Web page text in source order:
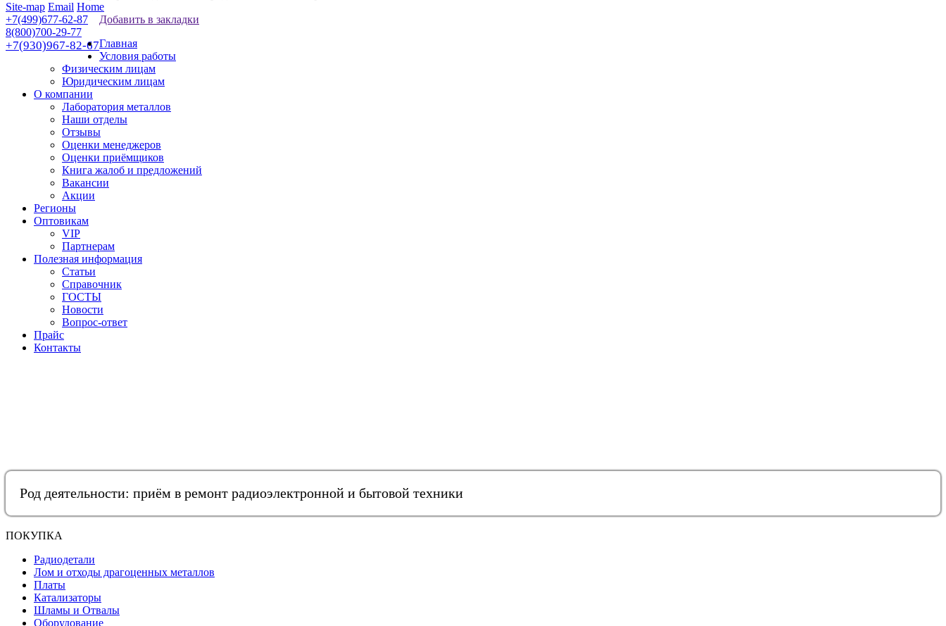
Site-map Email Home
+7(499)677-62-87
8(800)700-29-77
+7(930)967-82-67
Добавить в закладки
Главная
Условия работы
Физическим лицам
Юридическим лицам
О компании
Лаборатория металлов
Наши отделы
Отзывы
Оценки менеджеров
Оценки приёмщиков
Книга жалоб и предложений
Вакансии
Акции
Регионы
Оптовикам
VIP
Партнерам
Полезная информация
Статьи
Справочник
ГОСТЫ
Новости
Вопрос-ответ
Прайс
Контакты
Род деятельности: приём в ремонт радиоэлектронной и бытовой техники
ПОКУПКА
Радиодетали
Лом и отходы драгоценных металлов
Платы
Катализаторы
Шламы и Отвалы
Оборудование